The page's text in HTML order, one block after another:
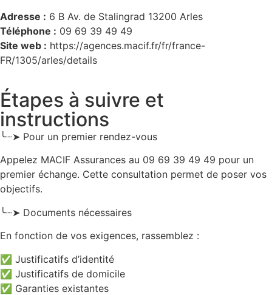
Adresse : 6 B Av. de Stalingrad 13200 Arles
Téléphone : 09 69 39 49 49
Site web : https://agences.macif.fr/fr/france-
FR/1305/arles/details
Étapes à suivre et
instructions
╰┈➤ Pour un premier rendez-vous
Appelez MACIF Assurances au 09 69 39 49 49 pour un
premier échange. Cette consultation permet de poser vos
objectifs.
╰┈➤ Documents nécessaires
En fonction de vos exigences, rassemblez :
✅ Justificatifs d’identité
✅ Justificatifs de domicile
✅ Garanties existantes